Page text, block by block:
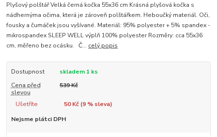
Plyšový polštář Velká černá kočka 55x36 cm Krásná plyšová kočka s
nádhernýma očima, která je zároveň polštářkem. Heboučký materiál. Oči,
fousky a čumáček jsou vyšívané. Materiál: 95% polyester + 5% spandex -
mikrospandex SLEEP WELL výplň 100% polyester Rozměry: cca 55x36
cm, měřeno bez ocásku. Č... celý popis
Dostupnost
skladem 1 ks
Cena před
slevou
539 Kč
Ušetříte 50 Kč (9% sleva)
Nejsme plátci DPH